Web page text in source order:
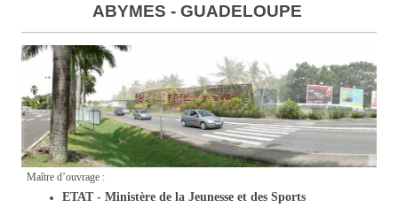
ABYMES - GUADELOUPE
Maître d’ouvrage :
ETAT - Ministère de la Jeunesse et des Sports